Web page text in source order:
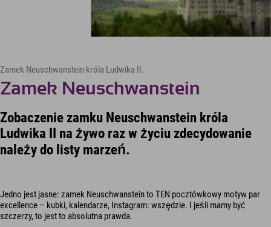
Zamek Neuschwanstein króla Ludwika II.
Zamek Neuschwanstein
Zobaczenie zamku Neuschwanstein króla
Ludwika II na żywo raz w życiu zdecydowanie
należy do listy marzeń.
Jedno jest jasne: zamek Neuschwanstein to TEN pocztówkowy motyw par
excellence – kubki, kalendarze, Instagram: wszędzie. I jeśli mamy być
szczerzy, to jest to absolutna prawda.